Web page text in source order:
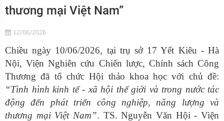
thương mại Việt Nam”
12/06/2026
Chiều ngày 10/06/2026, tại trụ sở 17 Yết Kiêu - Hà
Nội, Viện Nghiên cứu Chiến lược, Chính sách Công
Thương đã tổ chức Hội thảo khoa học với chủ đề:
“Tình hình kinh tế - xã hội thế giới và trong nước tác
động đến phát triển công nghiệp, năng lượng và
thương mại Việt Nam”. TS. Nguyễn Văn Hội - Viện